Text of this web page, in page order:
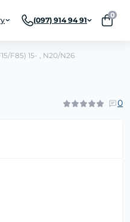
(097) 914 94 91
0
F85) 15- , N20/N26
0